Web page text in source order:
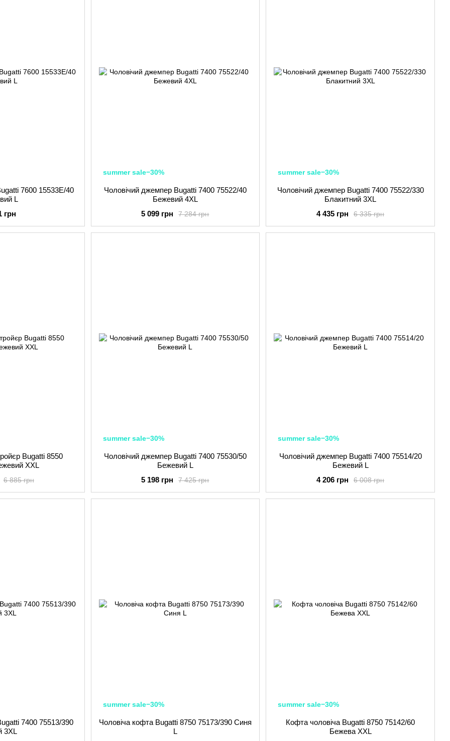
7600 15533E/40
L
грн
summer sale−30%
Чоловічий джемпер Bugatti 7400 75522/40
Бежевий 4XL
7 284 грн
5 099 грн
summer sale−30%
Чоловічий джемпер Bugatti 7400 75522/330
Блакитний 3XL
6 335 грн
4 435 грн
Bugatti 8550
XXL
6 885 грн
summer sale−30%
Чоловічий джемпер Bugatti 7400 75530/50
Бежевий L
7 425 грн
5 198 грн
summer sale−30%
Чоловічий джемпер Bugatti 7400 75514/20
Бежевий L
6 008 грн
4 206 грн
7400 75513/390
3XL
summer sale−30%
Чоловіча кофта Bugatti 8750 75173/390 Синя
L
summer sale−30%
Кофта чоловіча Bugatti 8750 75142/60
Бежева XXL